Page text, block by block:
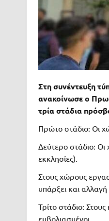
Στη συνέντευξη
ανακοίνωσε ο
τρία στάδια
Πρώτο στάδιο: Οι
Δεύτερο στάδιο: Οι
εκκλησίες).
Στους χώρους
υπάρξει και
Τρίτο στάδιο:
εμβολιασμένοι.